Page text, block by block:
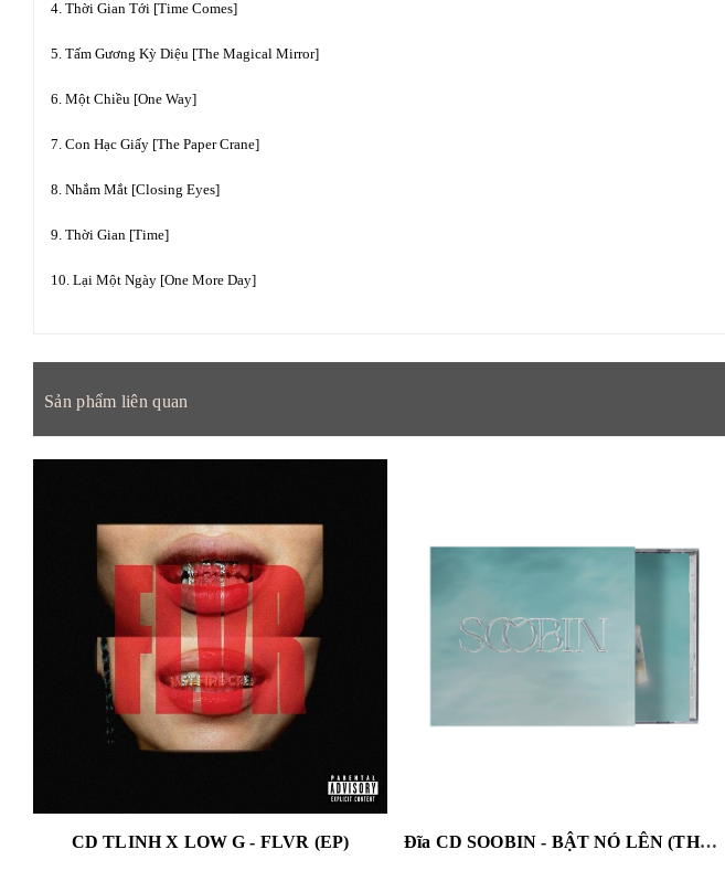
4. Thời Gian Tới [Time Comes]
5. Tấm Gương Kỳ Diệu [The Magical Mirror]
6. Một Chiều [One Way]
7. Con Hạc Giấy [The Paper Crane]
8. Nhắm Mắt [Closing Eyes]
9. Thời Gian [Time]
10. Lại Một Ngày [One More Day]
Sản phẩm liên quan
CD TLINH X LOW G - FLVR (EP) Đĩa CD SOOBIN - BẬT NÓ LÊN (THE FIRST ALBUM)